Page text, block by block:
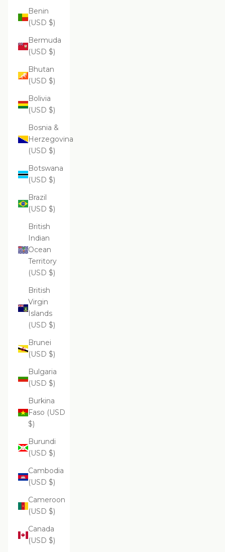
Benin
(USD $)
Bermuda
(USD $)
Bhutan
(USD $)
Bolivia
(USD $)
Bosnia &
Herzegovina
(USD $)
Botswana
(USD $)
Brazil
(USD $)
British
Indian
Ocean
Territory
(USD $)
British
Virgin
Islands
(USD $)
Brunei
(USD $)
Bulgaria
(USD $)
Burkina
Faso (USD
$)
Burundi
(USD $)
Cambodia
(USD $)
Cameroon
(USD $)
Canada
(USD $)